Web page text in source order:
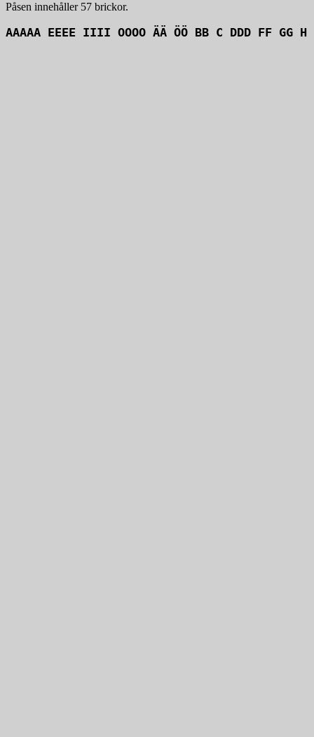
Påsen innehåller 57 brickor.
AAAAA EEEE IIII OOOO ÄÄ ÖÖ BB C DDD FF GG H